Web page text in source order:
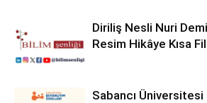
Diriliş Nesli Nuri
Resim Hikâye Kısa
Sabancı Üniversitesi